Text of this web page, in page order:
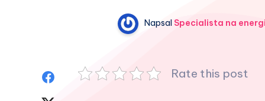
NapsalSpecialista na
Sdílet
Rate this post